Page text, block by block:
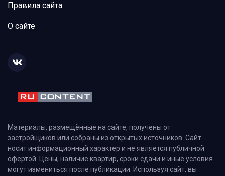
Правила сайта
О сайте
Материалы, размещённые на сайте, получены от
застройщиков или собраны из открытых источников. Сайт
носит информационный характер и не является публичной
офертой. Цены, наличие квартир, сроки сдачи и иные условия
могут измениться после публикации. Используя сайт, вы